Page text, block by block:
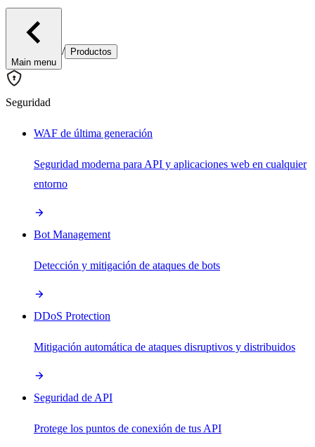
Main menu
/ Productos
Seguridad
WAF de última generación
Seguridad moderna para API y aplicaciones web en cualquier
entorno
Bot Management
Detección y mitigación de ataques de bots
DDoS Protection
Mitigación automática de ataques disruptivos y distribuidos
Seguridad de API
Protege los puntos de conexión de tus API